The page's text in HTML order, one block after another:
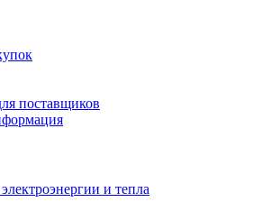
поставщиков
и тепла